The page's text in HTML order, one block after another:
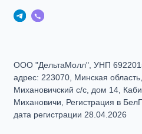
ООО "ДельтаМолл", УНП
адрес: 223070, Минская
Михановичский с/с, дом 14,
Михановичи, Регистрация в
дата регистрации 28.04.2026